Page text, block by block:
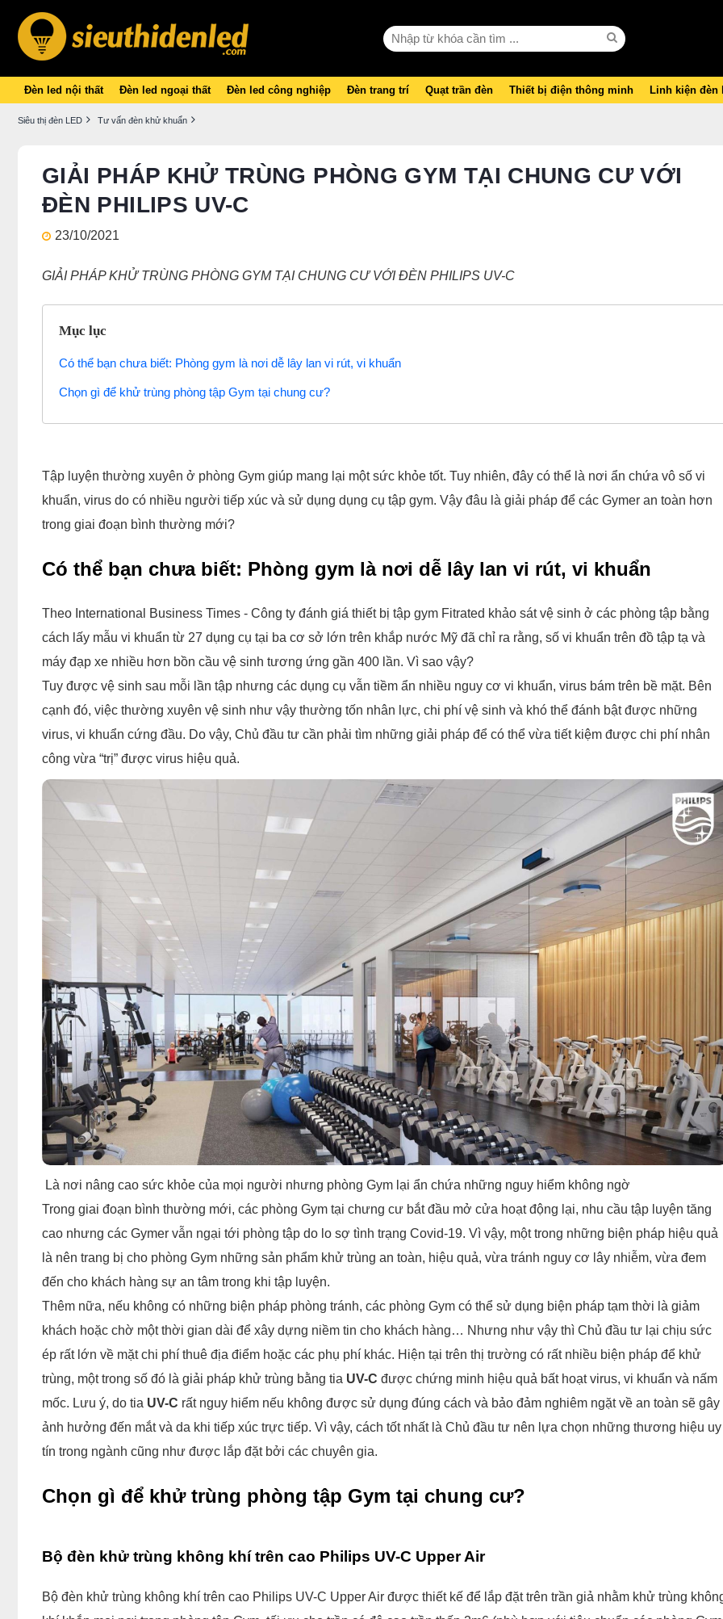
Đèn led nội thất Đèn led ngoại thất Đèn led công nghiệp Đèn trang trí Quạt trần đèn Thiết bị điện thông minh Linh kiện đèn
Siêu thị đèn LED Tư vấn đèn khử khuẩn
GIẢI PHÁP KHỬ TRÙNG PHÒNG GYM TẠI CHUNG CƯ VỚI
ĐÈN PHILIPS UV-C
23/10/2021
GIẢI PHÁP KHỬ TRÙNG PHÒNG GYM TẠI CHUNG CƯ VỚI ĐÈN PHILIPS UV-C
Mục lục
Có thể bạn chưa biết: Phòng gym là nơi dễ lây lan vi rút, vi khuẩn
Chọn gì để khử trùng phòng tập Gym tại chung cư?
Tập luyện thường xuyên ở phòng Gym giúp mang lại một sức khỏe tốt. Tuy nhiên, đây có thể là nơi ẩn chứa vô số vi
khuẩn, virus do có nhiều người tiếp xúc và sử dụng dụng cụ tập gym. Vậy đâu là giải pháp để các Gymer an toàn hơn
trong giai đoạn bình thường mới?
Có thể bạn chưa biết: Phòng gym là nơi dễ lây lan vi rút, vi khuẩn
Theo International Business Times - Công ty đánh giá thiết bị tập gym Fitrated khảo sát vệ sinh ở các phòng tập bằng
cách lấy mẫu vi khuẩn từ 27 dụng cụ tại ba cơ sở lớn trên khắp nước Mỹ đã chỉ ra rằng, số vi khuẩn trên đồ tập tạ và
máy đạp xe nhiều hơn bồn cầu vệ sinh tương ứng gần 400 lần. Vì sao vậy?
Tuy được vệ sinh sau mỗi lần tập nhưng các dụng cụ vẫn tiềm ẩn nhiều nguy cơ vi khuẩn, virus bám trên bề mặt. Bên
cạnh đó, việc thường xuyên vệ sinh như vậy thường tốn nhân lực, chi phí vệ sinh và khó thể đánh bật được những
virus, vi khuẩn cứng đầu. Do vậy, Chủ đầu tư cần phải tìm những giải pháp để có thể vừa tiết kiệm được chi phí nhân
công vừa “trị” được virus hiệu quả.
Là nơi nâng cao sức khỏe của mọi người nhưng phòng Gym lại ẩn chứa những nguy hiểm không ngờ
Trong giai đoạn bình thường mới, các phòng Gym tại chưng cư bắt đầu mở cửa hoạt động lại, nhu cầu tập luyện tăng
cao nhưng các Gymer vẫn ngại tới phòng tập do lo sợ tình trạng Covid-19. Vì vậy, một trong những biện pháp hiệu quả
là nên trang bị cho phòng Gym những sản phẩm khử trùng an toàn, hiệu quả, vừa tránh nguy cơ lây nhiễm, vừa đem
đến cho khách hàng sự an tâm trong khi tập luyện.
Thêm nữa, nếu không có những biện pháp phòng tránh, các phòng Gym có thể sử dụng biện pháp tạm thời là giảm
khách hoặc chờ một thời gian dài để xây dựng niềm tin cho khách hàng… Nhưng như vậy thì Chủ đầu tư lại chịu sức
ép rất lớn về mặt chi phí thuê địa điểm hoặc các phụ phí khác. Hiện tại trên thị trường có rất nhiều biện pháp để khử
trùng, một trong số đó là giải pháp khử trùng bằng tia UV-C được chứng minh hiệu quả bất hoạt virus, vi khuẩn và nấm
mốc. Lưu ý, do tia UV-C rất nguy hiểm nếu không được sử dụng đúng cách và bảo đảm nghiêm ngặt về an toàn sẽ gây
ảnh hưởng đến mắt và da khi tiếp xúc trực tiếp. Vì vậy, cách tốt nhất là Chủ đầu tư nên lựa chọn những thương hiệu uy
tín trong ngành cũng như được lắp đặt bởi các chuyên gia.
Chọn gì để khử trùng phòng tập Gym tại chung cư?
Bộ đèn khử trùng không khí trên cao Philips UV-C Upper Air
Bộ đèn khử trùng không khí trên cao Philips UV-C Upper Air được thiết kế để lắp đặt trên trần giả nhằm khử trùng